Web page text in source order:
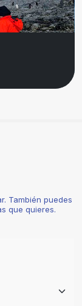
También puedes
que quieres.